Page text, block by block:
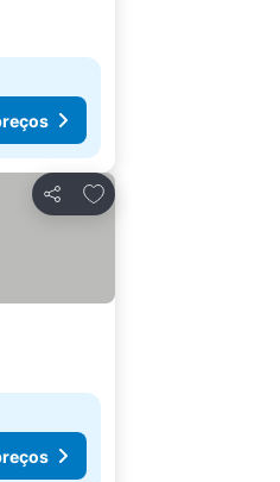
Partilhar
Adicionar aos favoritos